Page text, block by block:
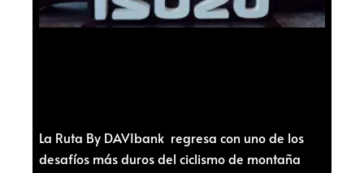
La Ruta By DAVIbank regresa con uno de los
desafíos más duros del ciclismo de montaña